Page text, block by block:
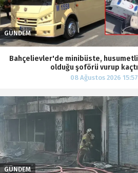
Bahçelievler'de minibüste, husumetli
olduğu şoförü vurup kaçtı